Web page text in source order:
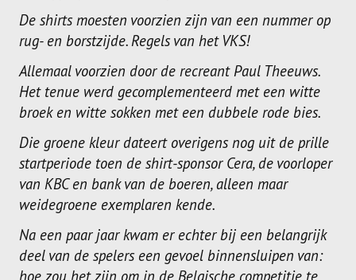
De shirts moesten voorzien zijn van een nummer op
rug- en borstzijde. Regels van het VKS!
Allemaal voorzien door de recreant Paul Theeuws.
Het tenue werd gecomplementeerd met een witte
broek en witte sokken met een dubbele rode bies.
Die groene kleur dateert overigens nog uit de prille
startperiode toen de shirt-sponsor Cera, de voorloper
van KBC en bank van de boeren, alleen maar
weidegroene exemplaren kende.
Na een paar jaar kwam er echter bij een belangrijk
deel van de spelers een gevoel binnensluipen van:
hoe zou het zijn om in de Belgische competitie te